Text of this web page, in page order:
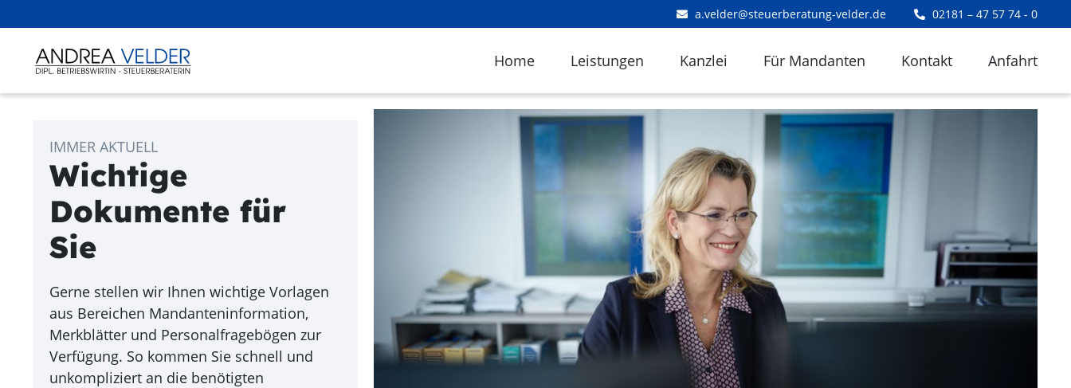
a.velder@steuerberatung-velder.de 02181 – 47 57 74 - 0
Home Leistungen Kanzlei Für Mandanten Kontakt Anfahrt
IMMER AKTUELL
Wichtige
Dokumente für
Sie
Gerne stellen wir Ihnen wichtige Vorlagen
aus Bereichen Mandanteninformation,
Merkblätter und Personalfragebögen zur
Verfügung. So kommen Sie schnell und
unkompliziert an die benötigten